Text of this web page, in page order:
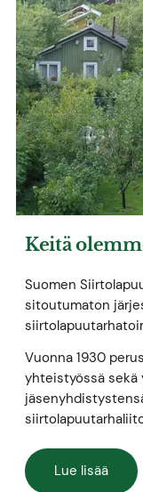
Keitä
Suomen
sitoutumaton
Vuonna 1930
yhteistyössä sekä
Lue lisää